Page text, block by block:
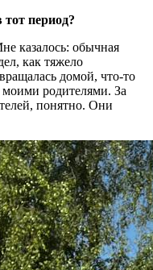
период?
казалось: обычная
как тяжело
домой, что-то
родителями. За
понятно. Они